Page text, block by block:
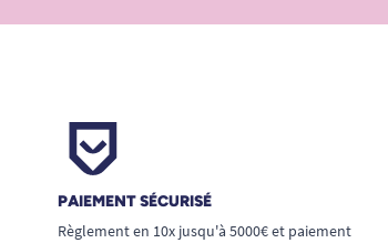
PAIEMENT SÉCURISÉ
Règlement en 10x jusqu'à 5000€ et paiement